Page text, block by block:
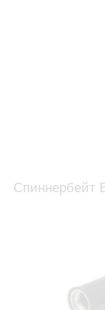
Спиннербейт